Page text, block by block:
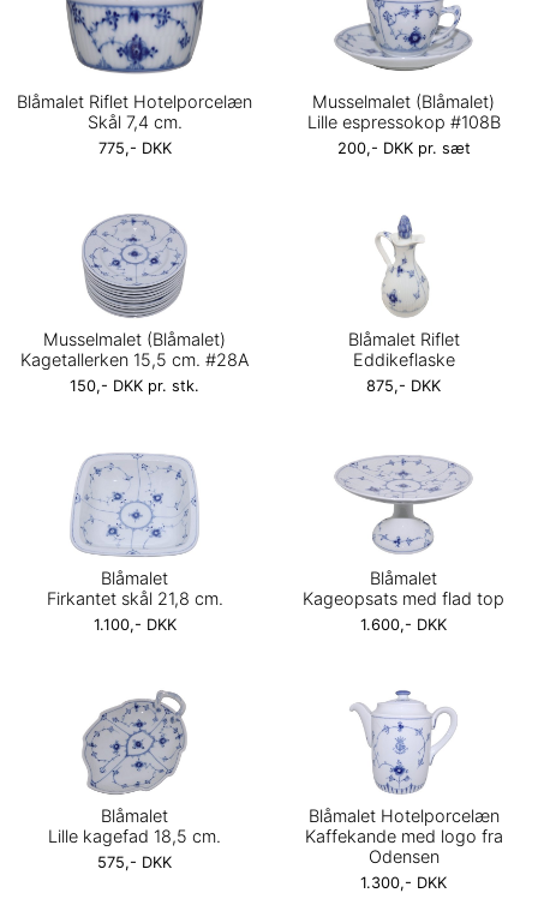
Blåmalet Riflet Hotelporcelæn
Skål 7,4 cm.
775,- DKK
Musselmalet (Blåmalet)
Lille espressokop #108B
200,- DKK pr. sæt
Musselmalet (Blåmalet)
Kagetallerken 15,5 cm. #28A
150,- DKK pr. stk.
Blåmalet Riflet
Eddikeflaske
875,- DKK
Blåmalet
Firkantet skål 21,8 cm.
1.100,- DKK
Blåmalet
Kageopsats med flad top
1.600,- DKK
Blåmalet
Lille kagefad 18,5 cm.
575,- DKK
Blåmalet Hotelporcelæn
Kaffekande med logo fra
Odensen
1.300,- DKK